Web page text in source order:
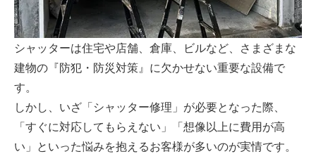
シャッターは住宅や店舗、倉庫、ビルなど、さまざまな
建物の『防犯・防災対策』に欠かせない重要な設備で
す。
しかし、いざ「シャッター修理」が必要となった際、
「すぐに対応してもらえない」「想像以上に費用が高
い」といった悩みを抱えるお客様が多いのが実情です。